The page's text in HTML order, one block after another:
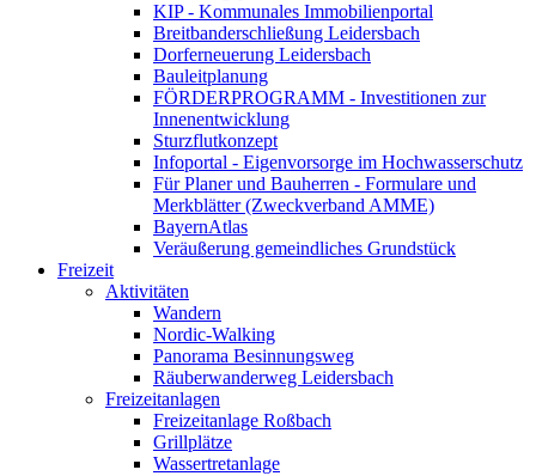
KIP - Kommunales Immobilienportal
Breitbanderschließung Leidersbach
Dorferneuerung Leidersbach
Bauleitplanung
FÖRDERPROGRAMM - Investitionen zur
Innenentwicklung
Sturzflutkonzept
Infoportal - Eigenvorsorge im Hochwasserschutz
Für Planer und Bauherren - Formulare und
Merkblätter (Zweckverband AMME)
BayernAtlas
Veräußerung gemeindliches Grundstück
Freizeit
Aktivitäten
Wandern
Nordic-Walking
Panorama Besinnungsweg
Räuberwanderweg Leidersbach
Freizeitanlagen
Freizeitanlage Roßbach
Grillplätze
Wassertretanlage